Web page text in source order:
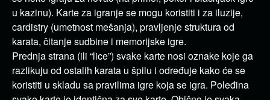
u kazinu). Karte za igranje se mogu koristiti i za iluzije,
cardistry (umetnost mešanja), pravljenje struktura od
karata, čitanje sudbine i memorijske igre.
Prednja strana (ili “lice”) svake karte nosi oznake koje ga
razlikuju od ostalih karata u špilu i određuje kako će se
koristiti u skladu sa pravilima igre koja se igra. Poleđina